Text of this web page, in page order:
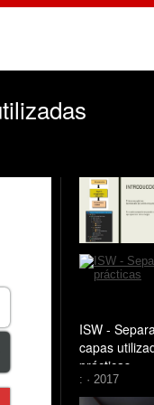
ISW -
capas
prácticas
: · 2017